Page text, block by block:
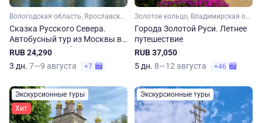
Вологодская область, Ярославская область, Золотое кольцо, Малое Золотое кольцо
Сказка Русского Севера.
Автобусный тур из Москвы в
Вологодскую область
RUB 24,290
3 дн. 7—9 августа +7
Золотое кольцо, Владимирская область, Ивановская область, Костромская область, Ярославская область, Московская область, Малое Золотое кольцо
Города Золотой Руси. Летнее
путешествие
RUB 37,050
5 дн. 8—12 августа +46
Экскурсионные туры
Хит
Экскурсионные туры